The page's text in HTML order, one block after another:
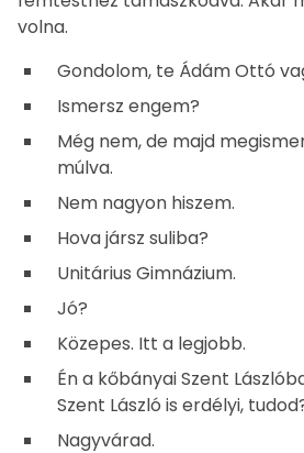
volna.
Gondolom, te Ádám Ottó
Ismersz engem?
Még nem, de majd
múlva.
Nem nagyon hiszem.
Hova jársz suliba?
Unitárius Gimnázium.
Jó?
Közepes. Itt a legjobb.
Én a kőbányai Szent
Szent László is erdélyi,
Nagyvárad.